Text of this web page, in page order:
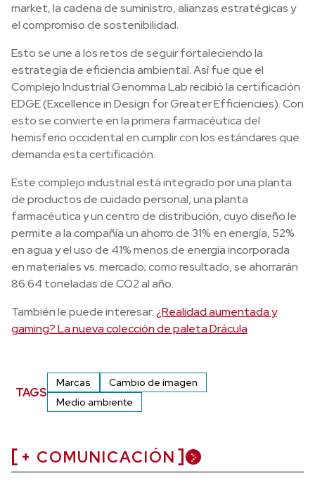
market, la cadena de suministro, alianzas estratégicas y
el compromiso de sostenibilidad.
Esto se une a los retos de seguir fortaleciendo la
estrategia de eficiencia ambiental. Así fue que el
Complejo Industrial Genomma Lab recibió la certificación
EDGE (Excellence in Design for Greater Efficiencies). Con
esto se convierte en la primera farmacéutica del
hemisferio occidental en cumplir con los estándares que
demanda esta certificación.
Este complejo industrial está integrado por una planta
de productos de cuidado personal, una planta
farmacéutica y un centro de distribución, cuyo diseño le
permite a la compañía un ahorro de 31% en energía, 52%
en agua y el uso de 41% menos de energía incorporada
en materiales vs. mercado; como resultado, se ahorrarán
86.64 toneladas de CO2 al año.
También le puede interesar:¿Realidad aumentada y
gaming? La nueva colección de paleta Drácula
TAGS
Marcas
Cambio de imagen
Medio ambiente
+ COMUNICACIÓN